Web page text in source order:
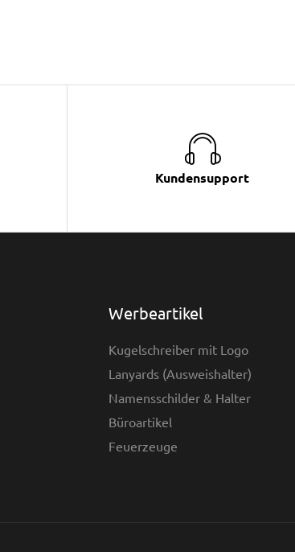
Kundensupport
Werbeartikel
Kugelschreiber mit Logo
Lanyards (Ausweishalter)
Namensschilder & Halter
Büroartikel
Feuerzeuge